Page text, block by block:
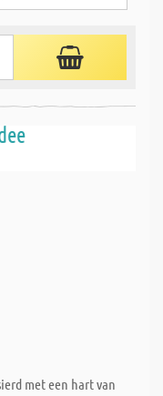
met een hart van